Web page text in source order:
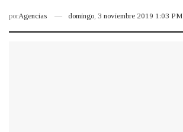
porAgencias domingo, 3 noviembre 2019 1:03 PM